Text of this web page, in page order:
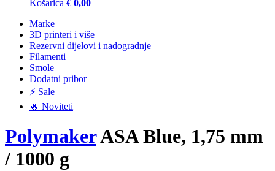
Košarica € 0,00
Marke
3D printeri i više
Rezervni dijelovi i nadogradnje
Filamenti
Smole
Dodatni pribor
⚡ Sale
🔥 Noviteti
PolymakerASA Blue, 1,75 mm
/ 1000 g